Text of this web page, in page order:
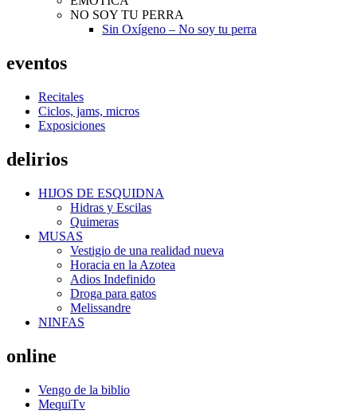
NO SOY TU PERRA
Sin Oxígeno – No soy tu perra
eventos
Recitales
Ciclos, jams, micros
Exposiciones
delirios
HIJOS DE ESQUIDNA
Hidras y Escilas
Quimeras
MUSAS
Vestigio de una realidad nueva
Horacia en la Azotea
Adios Indefinido
Droga para gatos
Melissandre
NINFAS
online
Vengo de la biblio
MequiTv